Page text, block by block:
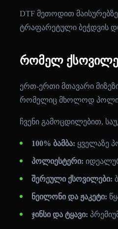
DTF მეთოდით
ტრაფარეტული ბეჭდვის
რომელ
ერთ-ერთი მთავარი
რომელიც მხოლოდ
ჩვენი გამოცდილებით,
100% ბამბა: ყველაზე
პოლიესტერი:
შერეული ქსოვილები:
ნეილონი და ჟაკეტი:
ჯინსი და ტყავი: